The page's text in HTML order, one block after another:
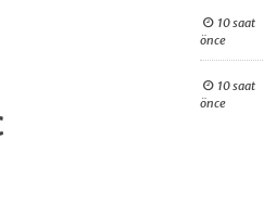
10 saat
önce
10 saat
önce